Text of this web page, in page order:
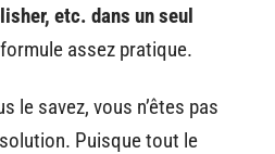
etc. dans un seul
formule assez pratique.
le savez, vous n’êtes pas
Puisque tout le